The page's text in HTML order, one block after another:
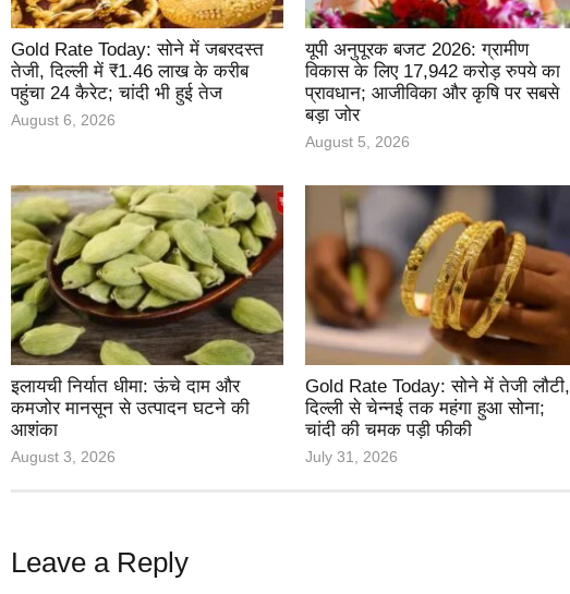
Gold Rate Today: सोने में जबरदस्त
तेजी, दिल्ली में ₹1.46 लाख के करीब
पहुंचा 24 कैरेट; चांदी भी हुई तेज
August 6, 2026
यूपी अनुपूरक बजट 2026: ग्रामीण
विकास के लिए 17,942 करोड़ रुपये का
प्रावधान; आजीविका और कृषि पर सबसे
बड़ा जोर
August 5, 2026
इलायची निर्यात धीमा: ऊंचे दाम और
कमजोर मानसून से उत्पादन घटने की
आशंका
August 3, 2026
Gold Rate Today: सोने में तेजी लौटी,
दिल्ली से चेन्नई तक महंगा हुआ सोना;
चांदी की चमक पड़ी फीकी
July 31, 2026
Leave a Reply